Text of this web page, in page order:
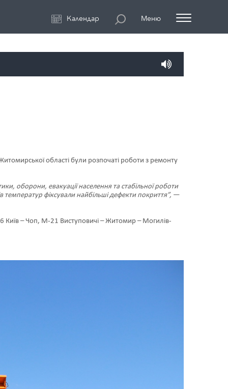
Календар Меню
області були розпочаті роботи з ремонту
оборони, евакуації населення та стабільної роботи
фіксували найбільші дефекти покриття”, —
Київ – Чоп, М-21 Виступовичі – Житомир – Могилів-